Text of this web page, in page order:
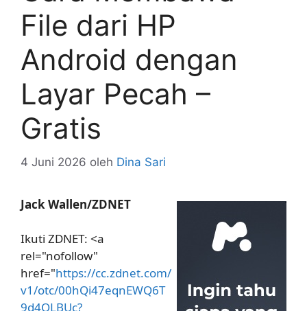
File dari HP
Android dengan
Layar Pecah –
Gratis
4 Juni 2026 oleh Dina Sari
Jack Wallen/ZDNET
Ikuti ZDNET: <a
rel="nofollow"
href="https://cc.zdnet.com/
v1/otc/00hQi47eqnEWQ6T
9d4QLBUc?